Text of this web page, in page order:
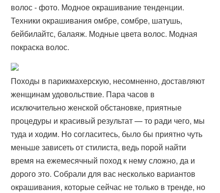
волос - фото. Модное окрашивание тенденции.
Техники окрашивания омбре, сомбре, шатушь,
бейбилайтс, балаяж. Модные цвета волос. Модная
покраска волос.
Походы в парикмахерскую, несомненно, доставляют
женщинам удовольствие. Пара часов в
исключительно женской обстановке, приятные
процедуры и красивый результат — то ради чего, мы
туда и ходим. Но согласитесь, было бы приятно чуть
меньше зависеть от стилиста, ведь порой найти
время на ежемесячный поход к нему сложно, да и
дорого это. Собрали для вас несколько вариантов
окрашивания, которые сейчас не только в тренде, но